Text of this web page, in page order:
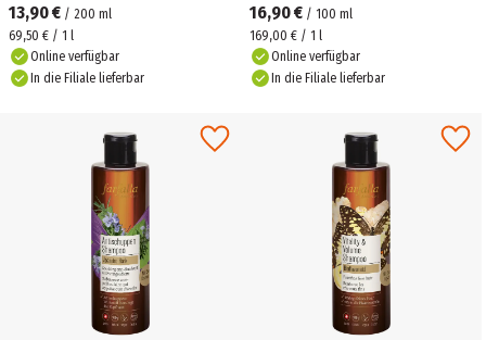
13,90 € / 200 ml
69,50 € / 1 l
Online verfügbar
In die Filiale lieferbar
16,90 € / 100 ml
169,00 € / 1 l
Online verfügbar
In die Filiale lieferbar